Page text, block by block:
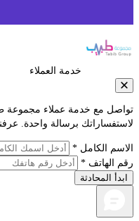
خدمة العملاء
مع خدمة عملاء مجموعة
برسالة واحدة. عرفنا
الكامل *
الهاتف *
المحادثة